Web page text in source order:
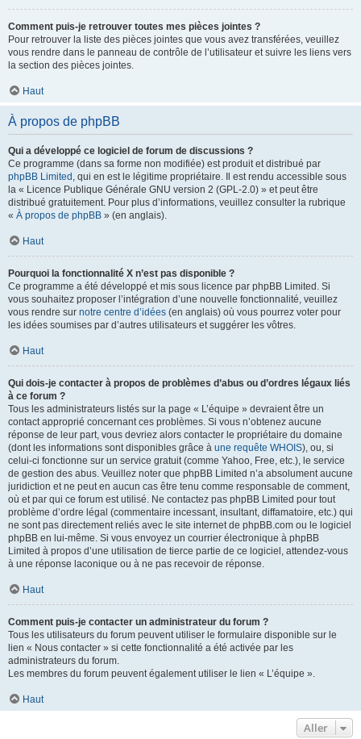
Comment puis-je retrouver toutes mes pièces jointes ?
Pour retrouver la liste des pièces jointes que vous avez transférées, veuillez
vous rendre dans le panneau de contrôle de l’utilisateur et suivre les liens vers
la section des pièces jointes.
Haut
À propos de phpBB
Qui a développé ce logiciel de forum de discussions ?
Ce programme (dans sa forme non modifiée) est produit et distribué par
phpBB Limited , qui en est le légitime propriétaire. Il est rendu accessible sous
la « Licence Publique Générale GNU version 2 (GPL-2.0) » et peut être
distribué gratuitement. Pour plus d’informations, veuillez consulter la rubrique
« À propos de phpBB » (en anglais).
Haut
Pourquoi la fonctionnalité X n’est pas disponible ?
Ce programme a été développé et mis sous licence par phpBB Limited. Si
vous souhaitez proposer l’intégration d’une nouvelle fonctionnalité, veuillez
vous rendre sur notre centre d’idées (en anglais) où vous pourrez voter pour
les idées soumises par d’autres utilisateurs et suggérer les vôtres.
Haut
Qui dois-je contacter à propos de problèmes d’abus ou d’ordres légaux liés
à ce forum ?
Tous les administrateurs listés sur la page « L’équipe » devraient être un
contact approprié concernant ces problèmes. Si vous n’obtenez aucune
réponse de leur part, vous devriez alors contacter le propriétaire du domaine
(dont les informations sont disponibles grâce à une requête WHOIS), ou, si
celui-ci fonctionne sur un service gratuit (comme Yahoo, Free, etc.), le service
de gestion des abus. Veuillez noter que phpBB Limited n’a absolument aucune
juridiction et ne peut en aucun cas être tenu comme responsable de comment,
où et par qui ce forum est utilisé. Ne contactez pas phpBB Limited pour tout
problème d’ordre légal (commentaire incessant, insultant, diffamatoire, etc.) qui
ne sont pas directement reliés avec le site internet de phpBB.com ou le logiciel
phpBB en lui-même. Si vous envoyez un courrier électronique à phpBB
Limited à propos d’une utilisation de tierce partie de ce logiciel, attendez-vous
à une réponse laconique ou à ne pas recevoir de réponse.
Haut
Comment puis-je contacter un administrateur du forum ?
Tous les utilisateurs du forum peuvent utiliser le formulaire disponible sur le
lien « Nous contacter » si cette fonctionnalité a été activée par les
administrateurs du forum.
Les membres du forum peuvent également utiliser le lien « L’équipe ».
Haut
Aller